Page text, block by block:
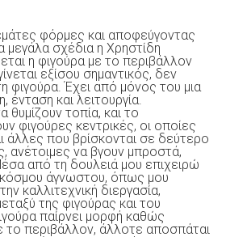
φόρμες και αποφεύγοντας
μεγάλα σχέδια η Χρηστίδη
η φιγούρα με το περιβάλλον
εξίσου σημαντικός, δεν
φιγούρα. Έχει από μόνος του μια
και λειτουργία.
τοπία, και το
φιγούρες κεντρικές, οι οποίες
άλλες που βρίσκονται σε δεύτερο
ανέτοιμες να βγουν μπροστά,
από τη δουλειά μου επιχειρώ
άγνωστου, όπως μου
καλλιτεχνική διεργασία,
της φιγούρας και του
παίρνει μορφή καθώς
το περιβάλλον, άλλοτε αποσπάται